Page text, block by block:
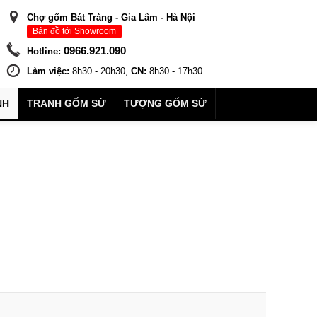
Chợ gốm Bát Tràng - Gia Lâm - Hà Nội
Bản đồ tới Showroom
Hotline: 0966.921.090
Làm việc: 8h30 - 20h30, CN: 8h30 - 17h30
TRANH GỐM SỨ TƯỢNG GỐM SỨ